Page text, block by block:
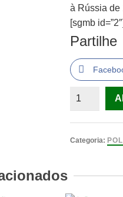
à Rússia de
[sgmb id=”2″]
Partilhe
Quantidade
Categoria: